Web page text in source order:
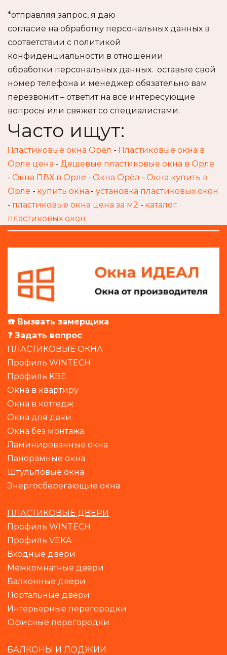
*отправляя запрос, я даю
согласие на обработку персональных данных в
соответствии с политикой
конфиденциальности в отношении
обработки персональных данных.  оставьте свой
номер телефона и менеджер обязательно вам
перезвонит – ответит на все интересующие
вопросы или свяжет со специалистами.
Часто ищут:
Пластиковые окна Орёл - Пластиковые окна в
Орле цена - Дешевые пластиковые окна в Орле
- Окна ПВХ в Орле - Окна Орёл - Окна купить в
Орле - купить окна - установка пластиковых окон
- пластиковые окна цена за м2 - каталог
пластиковых окон
☎️ Вызвать замерщика
❓ Задать вопрос
ПЛАСТИКОВЫЕ ОКНА
Профиль WINTECH
Профиль KBE
Окна в квартиру
Окна в коттедж
Окна для дачи
Окна без монтажа
Ламинированные окна
Панорамные окна
Штульповые окна
Энергосберегающие окна
ПЛАСТИКОВЫЕ ДВЕРИ
Профиль WINTECH
Профиль VEKA
Входные двери
Межкомнатные двери
Балконные двери
Портальные двери
Интерьерные перегородки
Офисные перегородки
БАЛКОНЫ И ЛОДЖИИ